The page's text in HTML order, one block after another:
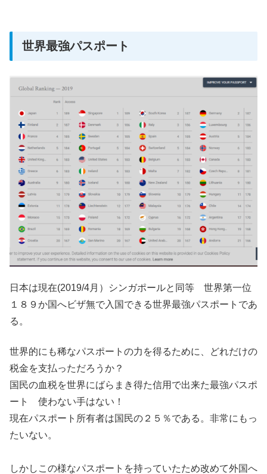
世界最強パスポート
日本は現在(2019/4月）シンガポールと同等 世界第一位
１８９か国へビザ無で入国できる世界最強パスポートであ
る。
世界的にも稀なパスポートの力を得るために、どれだけの
税金を支払っただろうか？
国民の血税を世界にばらまき得た信用で出来た最強パスポ
ート 使わない手はない！
現在パスポート所有者は国民の２５％である。非常にもっ
たいない。
しかしこの様なパスポートを持っていたため改めて外国へ